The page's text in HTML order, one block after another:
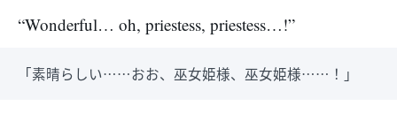
“Wonderful… oh, priestess, priestess…!”
「素晴らしい……おお、巫女姫様、巫女姫様……！」